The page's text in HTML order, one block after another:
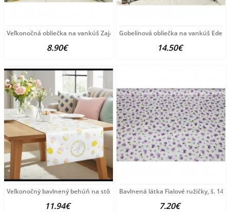
Veľkonočná obliečka na vankúš Zajačik a vajíčka
8.90€
Gobelínová obliečka na vankúš Eden
14.50€
Veľkonočný bavlnený behúň na stôl Zajačik a vajíčka
11.94€
Bavlnená látka Fialové ružičky, š. 140
7.20€